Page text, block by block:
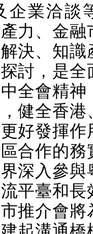
企業洽談
力、金融
決、知識
討，是全
全會精神
健全香港
好發揮作
合作的務
深入參與
平臺和長
推介會將